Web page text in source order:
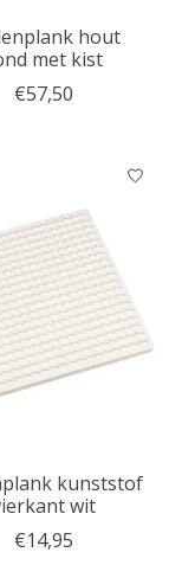
hout
met kist
€57,50
kunststof
wit
€14,95